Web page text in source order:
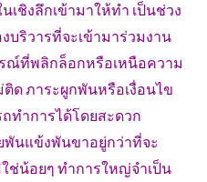
เชิงลึกเข้ามาให้ทำ เป็นช่วง
บริวารที่จะเข้ามาร่วมงาน
รณ์ที่พลิกล็อกหรือเหนือความ
ด ภาระผูกพันหรือเงื่อนไข
ทำการได้โดยสะดวก
พันแข้งพันขาอยู่กว่าที่จะ
ช่น้อยๆ ทำการใหญ่จำเป็น